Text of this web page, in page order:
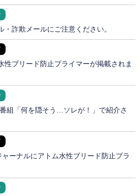
詐欺メールにご注意ください。
性ブリード防止プライマーが掲載されま
組「何を隠そう…ソレが！」で紹介さ
ーナルにアトム水性ブリード防止プラ